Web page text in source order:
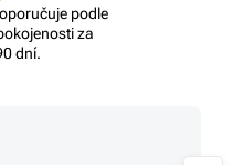
podle
za
dní.